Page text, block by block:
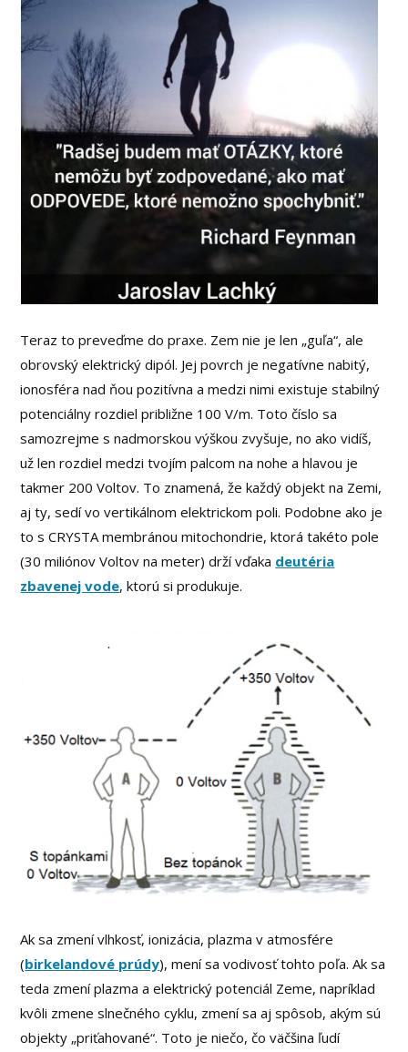
Teraz to preveďme do praxe. Zem nie je len „guľa“, ale
obrovský elektrický dipól. Jej povrch je negatívne nabitý,
ionosféra nad ňou pozitívna a medzi nimi existuje stabilný
potenciálny rozdiel približne 100 V/m. Toto číslo sa
samozrejme s nadmorskou výškou zvyšuje, no ako vidíš,
už len rozdiel medzi tvojím palcom na nohe a hlavou je
takmer 200 Voltov. To znamená, že každý objekt na Zemi,
aj ty, sedí vo vertikálnom elektrickom poli. Podobne ako je
to s CRYSTA membránou mitochondrie, ktorá takéto pole
(30 miliónov Voltov na meter) drží vďaka deutéria
zbavenej vode, ktorú si produkuje.
Ak sa zmení vlhkosť, ionizácia, plazma v atmosfére
(birkelandové prúdy), mení sa vodivosť tohto poľa. Ak sa
teda zmení plazma a elektrický potenciál Zeme, napríklad
kvôli zmene slnečného cyklu, zmení sa aj spôsob, akým sú
objekty „priťahované“. Toto je niečo, čo väčšina ľudí